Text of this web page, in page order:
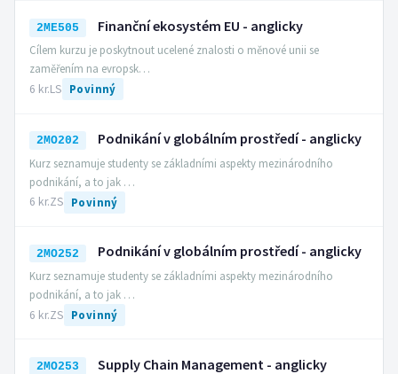
2ME505 Finanční ekosystém EU - anglicky
Cílem kurzu je poskytnout ucelené znalosti o měnové unii se
zaměřením na evropsk…
6 kr.LS Povinný
2MO202 Podnikání v globálním prostředí - anglicky
Kurz seznamuje studenty se základními aspekty mezinárodního
podnikání, a to jak …
6 kr.ZS Povinný
2MO252 Podnikání v globálním prostředí - anglicky
Kurz seznamuje studenty se základními aspekty mezinárodního
podnikání, a to jak …
6 kr.ZS Povinný
2MO253 Supply Chain Management - anglicky